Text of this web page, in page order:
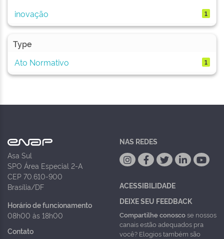
inovação 1
Type
Ato Normativo
1
Asa Sul
SPO Área Especial 2-A
CEP 70.610-900
Brasília/DF
Horário de funcionamento
08h00 às 18h00
Contato
NAS REDES
ACESSIBILIDADE
DEIXE SEU FEEDBACK
Compartilhe conoscose nossos
canais estão adequados pra
você? Elogios também são